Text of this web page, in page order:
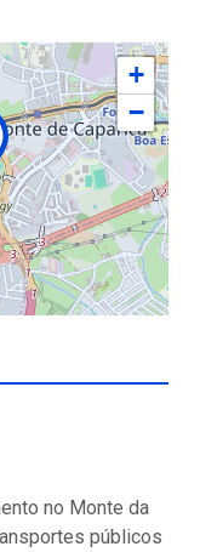
+
−
no Monte da
públicos